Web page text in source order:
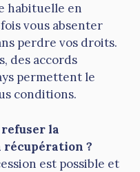
habituelle en
vous absenter
perdre vos droits.
des accords
permettent le
conditions.
la
récupération ?
est possible et